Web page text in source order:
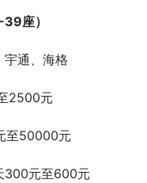
座）
通、海格
2500元
50000元
元至600元